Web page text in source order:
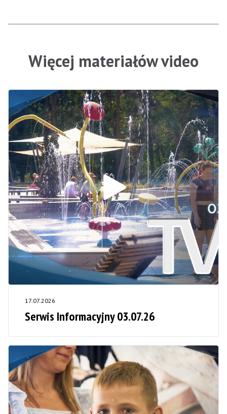
Więcej materiałów video
17.07.2026
Serwis Informacyjny 03.07.26